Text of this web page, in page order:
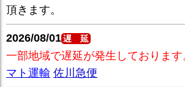
頂きます。
2026/08/01遅 延
一部地域で遅延が発生しておりま
マト運輸 佐川急便